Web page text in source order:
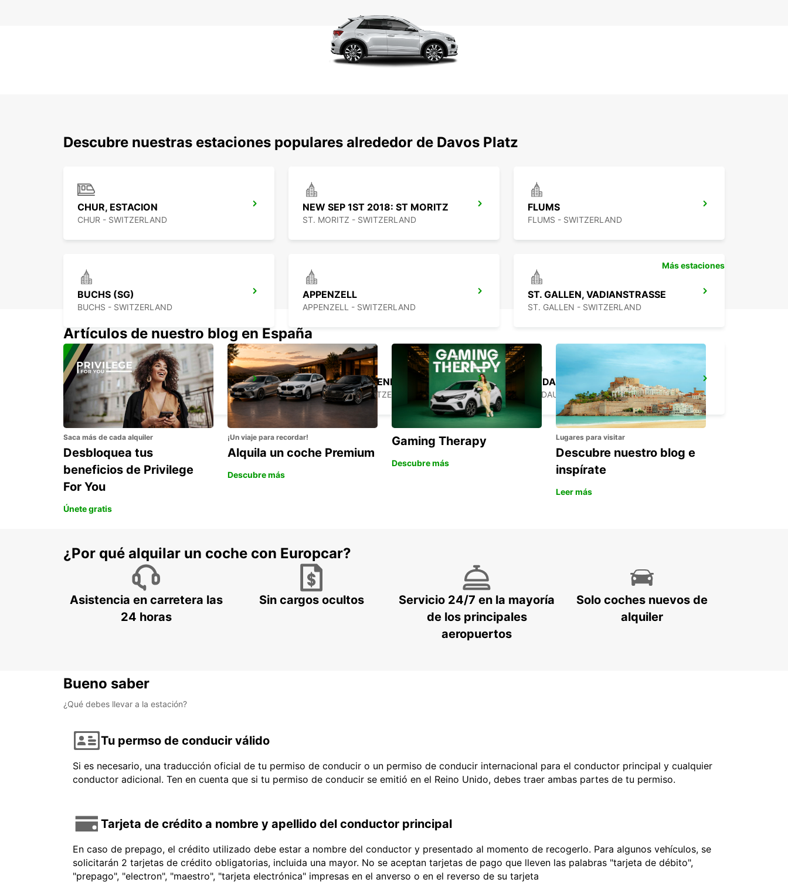
Descubre nuestras estaciones populares alrededor de Davos Platz
CHUR, ESTACION
CHUR - SWITZERLAND
NEW SEP 1ST 2018: ST MORITZ
ST. MORITZ - SWITZERLAND
FLUMS
FLUMS - SWITZERLAND
BUCHS (SG)
BUCHS - SWITZERLAND
APPENZELL
APPENZELL - SWITZERLAND
ST. GALLEN, VADIANSTRASSE
ST. GALLEN - SWITZERLAND
STAAD
STAAD - SWITZERLAND
ST. GALLEN ALTENRHEIN AEROPUERTO
ALTENRHEIN - SWITZERLAND
LINDAU
LINDAU - GERMANY
Más estaciones
Artículos de nuestro blog en España
Saca más de cada alquiler
Desbloquea tus
beneficios de Privilege
For You
Únete gratis
¡Un viaje para recordar!
Alquila un coche Premium
Descubre más
Gaming Therapy
Descubre más
Lugares para visitar
Descubre nuestro blog e
inspírate
Leer más
¿Por qué alquilar un coche con Europcar?
Asistencia en carretera las
24 horas
Sin cargos ocultos
Servicio 24/7 en la mayoría
de los principales
aeropuertos
Solo coches nuevos de
alquiler
Bueno saber
¿Qué debes llevar a la estación?
Tu permso de conducir válido
Si es necesario, una traducción oficial de tu permiso de conducir o un permiso de conducir internacional para el conductor principal y cualquier
conductor adicional. Ten en cuenta que si tu permiso de conducir se emitió en el Reino Unido, debes traer ambas partes de tu permiso.
Tarjeta de crédito a nombre y apellido del conductor principal
En caso de prepago, el crédito utilizado debe estar a nombre del conductor y presentado al momento de recogerlo. Para algunos vehículos, se
solicitarán 2 tarjetas de crédito obligatorias, incluida una mayor. No se aceptan tarjetas de pago que lleven las palabras "tarjeta de débito",
"prepago", "electron", "maestro", "tarjeta electrónica" impresas en el anverso o en el reverso de su tarjeta